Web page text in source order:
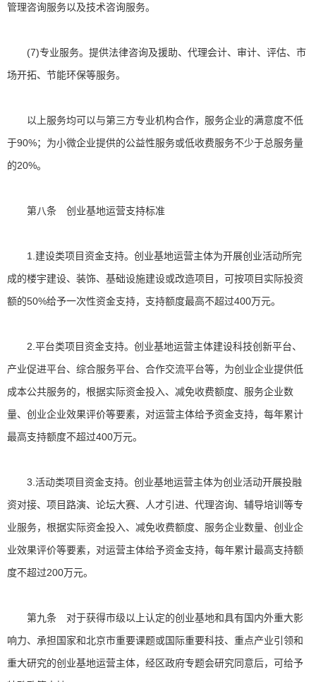
管理咨询服务以及技术咨询服务。
(7)专业服务。提供法律咨询及援助、代理会计、审计、评估、市
场开拓、节能环保等服务。
以上服务均可以与第三方专业机构合作，服务企业的满意度不低
于90%；为小微企业提供的公益性服务或低收费服务不少于总服务量
的20%。
第八条 创业基地运营支持标准
1.建设类项目资金支持。创业基地运营主体为开展创业活动所完
成的楼宇建设、装饰、基础设施建设或改造项目，可按项目实际投资
额的50%给予一次性资金支持，支持额度最高不超过400万元。
2.平台类项目资金支持。创业基地运营主体建设科技创新平台、
产业促进平台、综合服务平台、合作交流平台等，为创业企业提供低
成本公共服务的，根据实际资金投入、减免收费额度、服务企业数
量、创业企业效果评价等要素，对运营主体给予资金支持，每年累计
最高支持额度不超过400万元。
3.活动类项目资金支持。创业基地运营主体为创业活动开展投融
资对接、项目路演、论坛大赛、人才引进、代理咨询、辅导培训等专
业服务，根据实际资金投入、减免收费额度、服务企业数量、创业企
业效果评价等要素，对运营主体给予资金支持，每年累计最高支持额
度不超过200万元。
第九条 对于获得市级以上认定的创业基地和具有国内外重大影
响力、承担国家和北京市重要课题或国际重要科技、重点产业引领和
重大研究的创业基地运营主体，经区政府专题会研究同意后，可给予